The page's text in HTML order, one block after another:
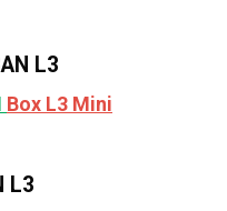
L3
Box L3 Mini
L3